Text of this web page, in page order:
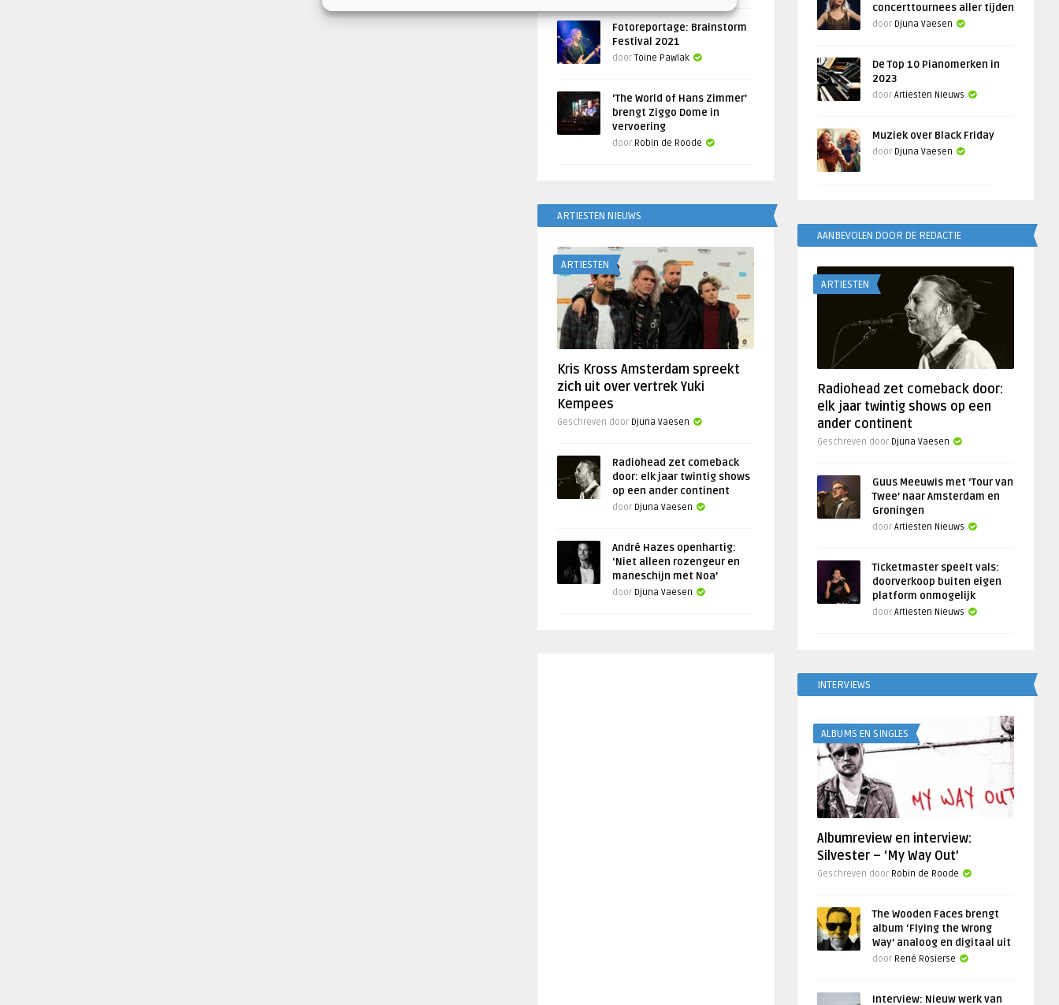
Fotoreportage: Brainstorm
Festival 2021
door Toine Pawlak
‘The World of Hans Zimmer’
brengt Ziggo Dome in
vervoering
door Robin de Roode
ARTIESTEN NIEUWS
ARTIESTEN
Kris Kross Amsterdam spreekt
zich uit over vertrek Yuki
Kempees
Geschreven door Djuna Vaesen
Radiohead zet comeback
door: elk jaar twintig shows
op een ander continent
door Djuna Vaesen
André Hazes openhartig:
‘Niet alleen rozengeur en
maneschijn met Noa’
door Djuna Vaesen
concerttournees aller tijden
door Djuna Vaesen
De Top 10 Pianomerken in
2023
door Artiesten Nieuws
Muziek over Black Friday
door Djuna Vaesen
AANBEVOLEN DOOR DE REDACTIE
ARTIESTEN
Radiohead zet comeback door:
elk jaar twintig shows op een
ander continent
Geschreven door Djuna Vaesen
Guus Meeuwis met ‘Tour van
Twee’ naar Amsterdam en
Groningen
door Artiesten Nieuws
Ticketmaster speelt vals:
doorverkoop buiten eigen
platform onmogelijk
door Artiesten Nieuws
INTERVIEWS
ALBUMS EN SINGLES
Albumreview en interview:
Silvester – ‘My Way Out’
Geschreven door Robin de Roode
The Wooden Faces brengt
album ‘Flying the Wrong
Way’ analoog en digitaal uit
door René Rosierse
Interview: Nieuw werk van